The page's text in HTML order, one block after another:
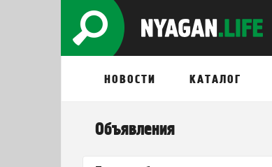
НОВОСТИ КАТАЛОГ
Объявления